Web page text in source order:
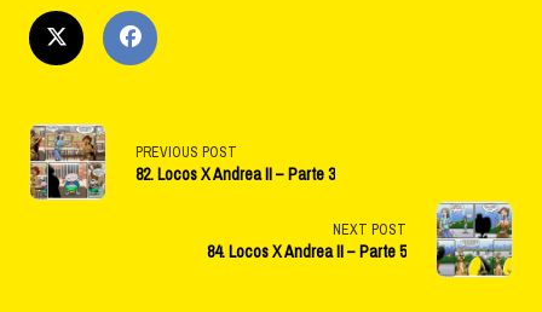
<span
class="nav-
PREVIOUS POST
82. Locos X Andrea II – Parte 3
NEXT POST
84. Locos X Andrea II – Parte 5